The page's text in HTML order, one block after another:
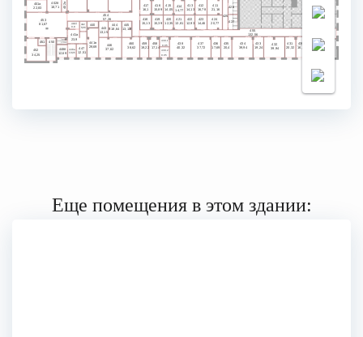
401а 402б 402а 411
412
413
414
415
416
417
418 419 420 421 422 423 424
432 431 430
433
434
435
436
437
438
458
459
460
439.1
446
455
444 445
443
447
448б 448а
452
441а
441в
441б 442
449 429 428
425
426
427
454
440
453
450
451
22,83 18,71
21,16
16,78
14,13
14,77
14,05
15,89
16,1
15,13 15,39 12,35 13,81 12,93 14,46 20,77
39,94 20,32 16,8
19,24
39,94
20,4
17,69
37,72
40,32
17,14
19,22
38,62
9.05
37,62
132,56
18,64 13,13
13,15
12,51
12,69 10,35
34,25
23,9
29,69
9,8 5,66
7,34
57,26
81,67
439.2
9.05
Еще помещения в этом здании: